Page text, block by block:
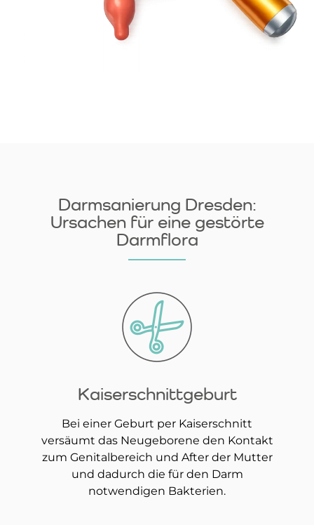
Darmsanierung Dresden:
Ursachen für eine gestörte
Darmflora
Kaiserschnittgeburt
Bei einer Geburt per Kaiserschnitt
versäumt das Neugeborene den Kontakt
zum Genitalbereich und After der Mutter
und dadurch die für den Darm
notwendigen Bakterien.